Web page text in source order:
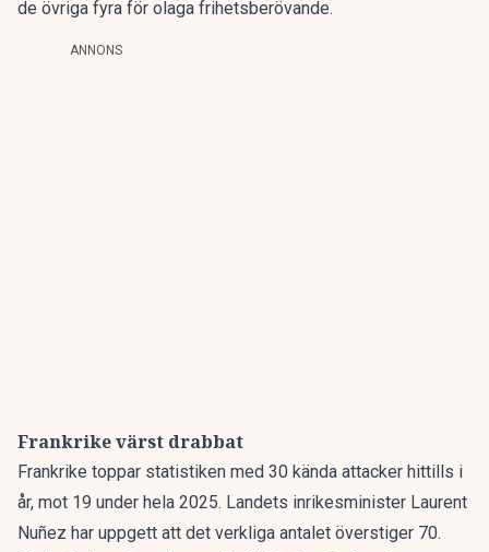
de övriga fyra för olaga frihetsberövande.
ANNONS
Frankrike värst drabbat
Frankrike toppar statistiken med 30 kända attacker hittills i
år, mot 19 under hela 2025. Landets inrikesminister Laurent
Nuñez har uppgett att det verkliga antalet överstiger 70.